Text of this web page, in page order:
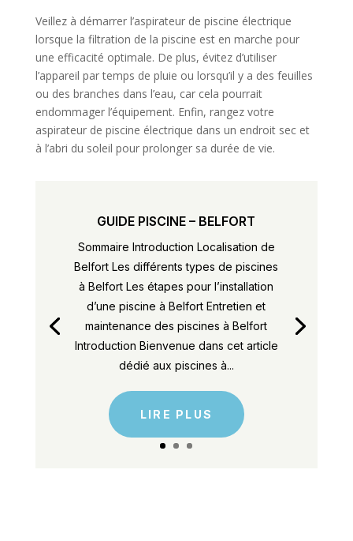
Veillez à démarrer l’aspirateur de piscine électrique
lorsque la filtration de la piscine est en marche pour
une efficacité optimale. De plus, évitez d’utiliser
l’appareil par temps de pluie ou lorsqu’il y a des feuilles
ou des branches dans l’eau, car cela pourrait
endommager l’équipement. Enfin, rangez votre
aspirateur de piscine électrique dans un endroit sec et
à l’abri du soleil pour prolonger sa durée de vie.
GUIDE PISCINE – BELFORT
Sommaire Introduction Localisation de
Belfort Les différents types de piscines
à Belfort Les étapes pour l’installation
d’une piscine à Belfort Entretien et
maintenance des piscines à Belfort
Introduction Bienvenue dans cet article
dédié aux piscines à...
LIRE PLUS